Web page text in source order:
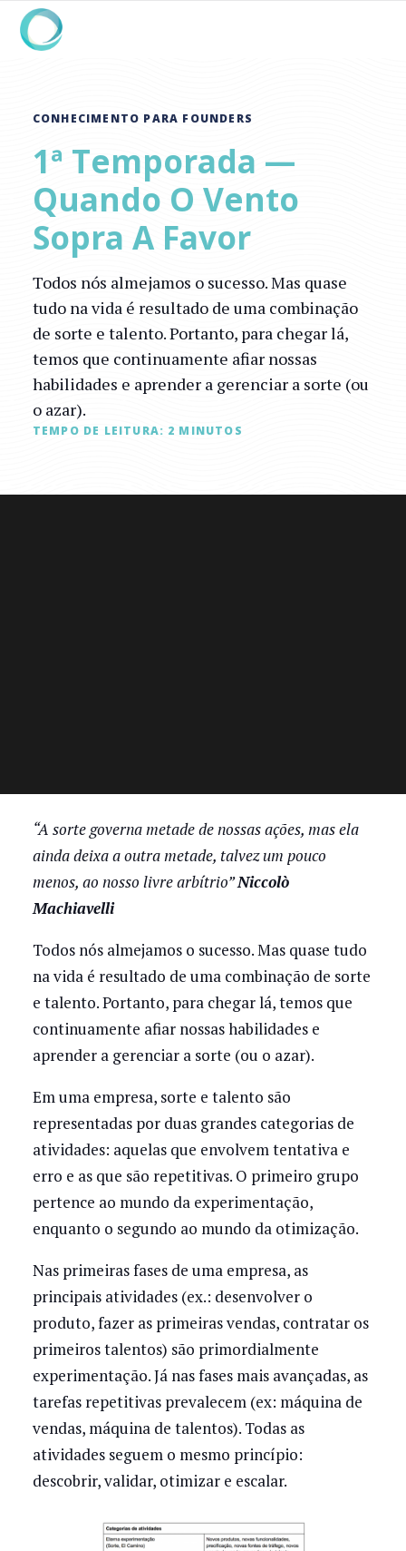
CONHECIMENTO PARA FOUNDERS
1ª Temporada —
Quando O Vento
Sopra A Favor
Todos nós almejamos o sucesso. Mas quase
tudo na vida é resultado de uma combinação
de sorte e talento. Portanto, para chegar lá,
temos que continuamente afiar nossas
habilidades e aprender a gerenciar a sorte (ou
o azar).
TEMPO DE LEITURA: 2 MINUTOS
“A sorte governa metade de nossas ações, mas ela
ainda deixa a outra metade, talvez um pouco
menos, ao nosso livre arbítrio”Niccolò
Machiavelli
Todos nós almejamos o sucesso. Mas quase tudo
na vida é resultado de uma combinação de sorte
e talento. Portanto, para chegar lá, temos que
continuamente afiar nossas habilidades e
aprender a gerenciar a sorte (ou o azar).
Em uma empresa, sorte e talento são
representadas por duas grandes categorias de
atividades: aquelas que envolvem tentativa e
erro e as que são repetitivas. O primeiro grupo
pertence ao mundo da experimentação,
enquanto o segundo ao mundo da otimização.
Nas primeiras fases de uma empresa, as
principais atividades (ex.: desenvolver o
produto, fazer as primeiras vendas, contratar os
primeiros talentos) são primordialmente
experimentação. Já nas fases mais avançadas, as
tarefas repetitivas prevalecem (ex: máquina de
vendas, máquina de talentos). Todas as
atividades seguem o mesmo princípio:
descobrir, validar, otimizar e escalar.